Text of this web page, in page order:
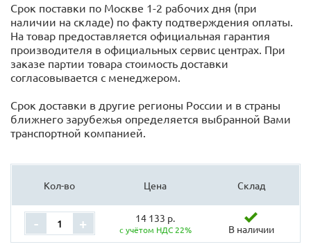
Срок поставки по Москве 1-2 рабочих дня (при
наличии на складе) по факту подтверждения оплаты.
На товар предоставляется официальная гарантия
производителя в официальных сервис центрах. При
заказе партии товара стоимость доставки
согласовывается с менеджером.
Срок доставки в другие регионы России и в страны
ближнего зарубежья определяется выбранной Вами
транспортной компанией.
Кол-во Цена Склад
- + 14 133 р.
с учётом НДС 22% В наличии